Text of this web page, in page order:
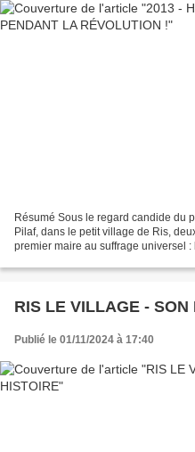
Résumé Sous le regard candide du
Pilaf, dans le petit village de Ris,
premier maire au suffrage universel
RIS LE VILLAGE - SON
Publié le 01/11/2024 à 17:40